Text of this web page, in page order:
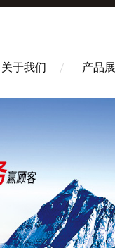
关于我们 产品